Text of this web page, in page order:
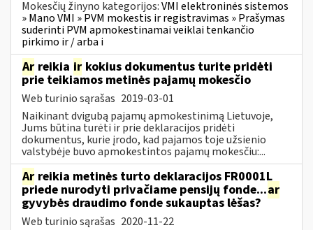
Mokesčių žinyno kategorijos:VMI elektroninės sistemos
» Mano VMI » PVM mokestis ir registravimas » Prašymas
suderinti PVM apmokestinamai veiklai tenkančio
pirkimo ir / arba i
Ar reikia ir kokius dokumentus turite pridėti
prie teikiamos metinės pajamų mokesčio
Web turinio sąrašas 2019-03-01
Naikinant dvigubą pajamų apmokestinimą Lietuvoje,
Jums būtina turėti ir prie deklaracijos pridėti
dokumentus, kurie įrodo, kad pajamos toje užsienio
valstybėje buvo apmokestintos pajamų mokesčiu:...
Ar reikia metinės turto deklaracijos FR0001L
priede nurodyti privačiame pensijų fonde...ar
gyvybės draudimo fonde sukauptas lėšas?
Web turinio sąrašas 2020-11-22